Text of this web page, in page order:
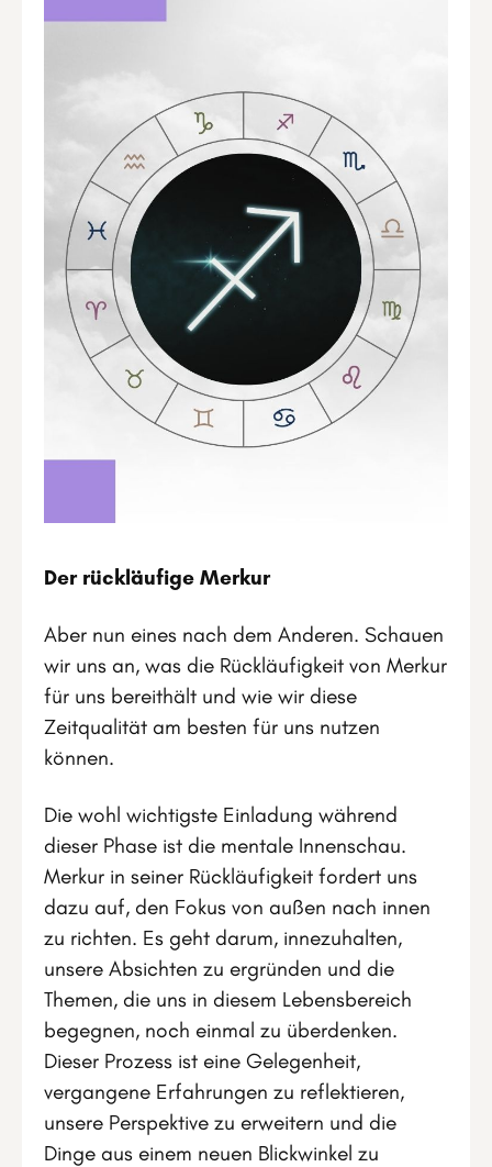
Der rückläufige Merkur
Aber nun eines nach dem Anderen. Schauen
wir uns an, was die Rückläufigkeit von Merkur
für uns bereithält und wie wir diese
Zeitqualität am besten für uns nutzen
können.
Die wohl wichtigste Einladung während
dieser Phase ist die mentale Innenschau.
Merkur in seiner Rückläufigkeit fordert uns
dazu auf, den Fokus von außen nach innen
zu richten. Es geht darum, innezuhalten,
unsere Absichten zu ergründen und die
Themen, die uns in diesem Lebensbereich
begegnen, noch einmal zu überdenken.
Dieser Prozess ist eine Gelegenheit,
vergangene Erfahrungen zu reflektieren,
unsere Perspektive zu erweitern und die
Dinge aus einem neuen Blickwinkel zu